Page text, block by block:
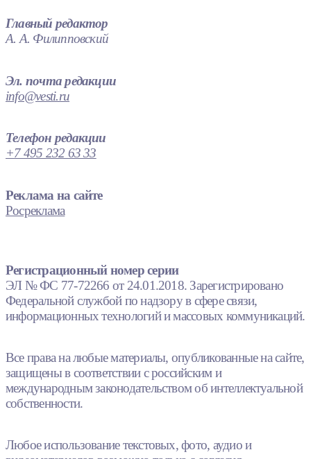
Главный редактор
А. А. Филипповский
Эл. почта редакции
info@vesti.ru
Телефон редакции
+7 495 232 63 33
Реклама на сайте
Росреклама
Регистрационный номер серии
ЭЛ № ФС 77-72266 от 24.01.2018. Зарегистрировано
Федеральной службой по надзору в сфере связи,
информационных технологий и массовых коммуникаций.
Все права на любые материалы, опубликованные на сайте,
защищены в соответствии с российским и
международным законодательством об интеллектуальной
собственности.
Любое использование текстовых, фото, аудио и